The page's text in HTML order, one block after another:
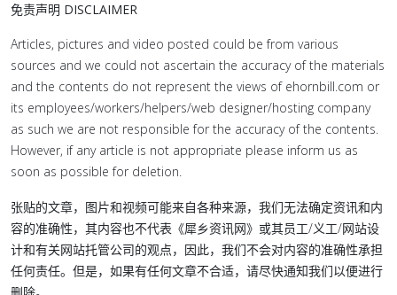
免责声明 DISCLAIMER
Articles, pictures and video posted could be from various
sources and we could not ascertain the accuracy of the materials
and the contents do not represent the views of ehornbill.com or
its employees/workers/helpers/web designer/hosting company
as such we are not responsible for the accuracy of the contents.
However, if any article is not appropriate please inform us as
soon as possible for deletion.
张贴的文章，图片和视频可能来自各种来源，我们无法确定资讯和内
容的准确性，其内容也不代表《犀乡资讯网》或其员工/义工/网站设
计和有关网站托管公司的观点，因此，我们不会对内容的准确性承担
任何责任。但是，如果有任何文章不合适，请尽快通知我们以便进行